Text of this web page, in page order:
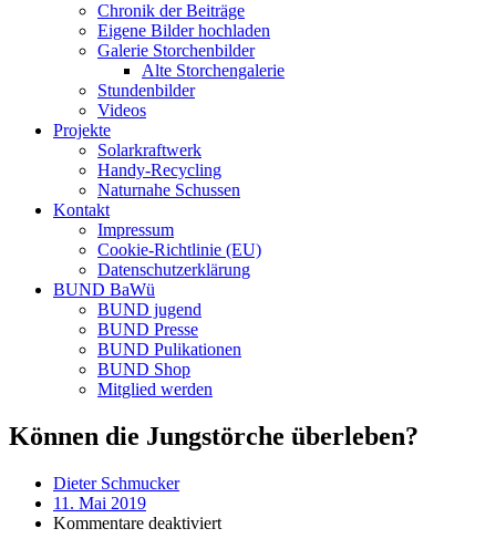
Chronik der Beiträge
Eigene Bilder hochladen
Galerie Storchenbilder
Alte Storchengalerie
Stundenbilder
Videos
Projekte
Solarkraftwerk
Handy-Recycling
Naturnahe Schussen
Kontakt
Impressum
Cookie-Richtlinie (EU)
Datenschutzerklärung
BUND BaWü
BUND jugend
BUND Presse
BUND Pulikationen
BUND Shop
Mitglied werden
Können die Jungstörche überleben?
Dieter Schmucker
11. Mai 2019
Kommentare deaktiviertfür